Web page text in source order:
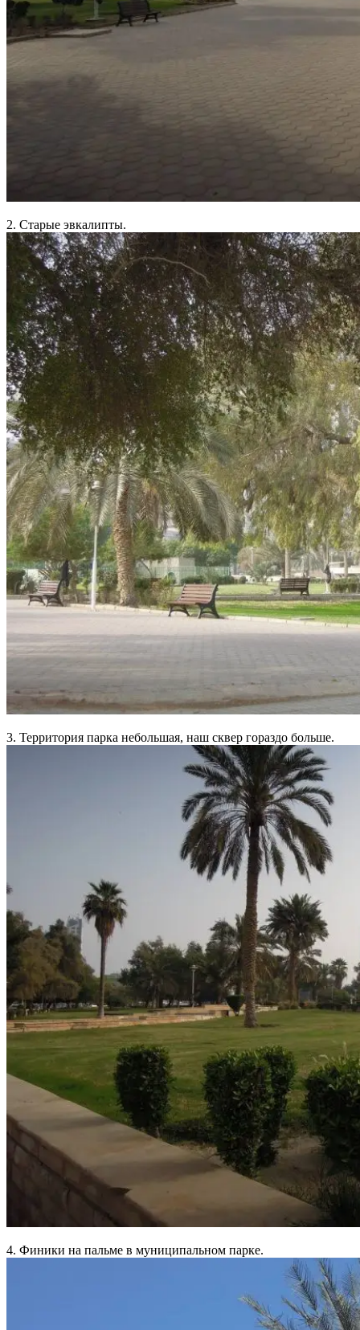
2. Старые эвкалипты.
3. Территория парка небольшая, наш сквер гораздо больше.
4. Финики на пальме в муниципальном парке.